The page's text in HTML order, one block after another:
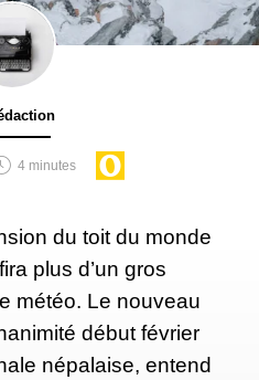
4 minutes
du toit du monde
plus d’un gros
météo. Le nouveau
début février
népalaise, entend